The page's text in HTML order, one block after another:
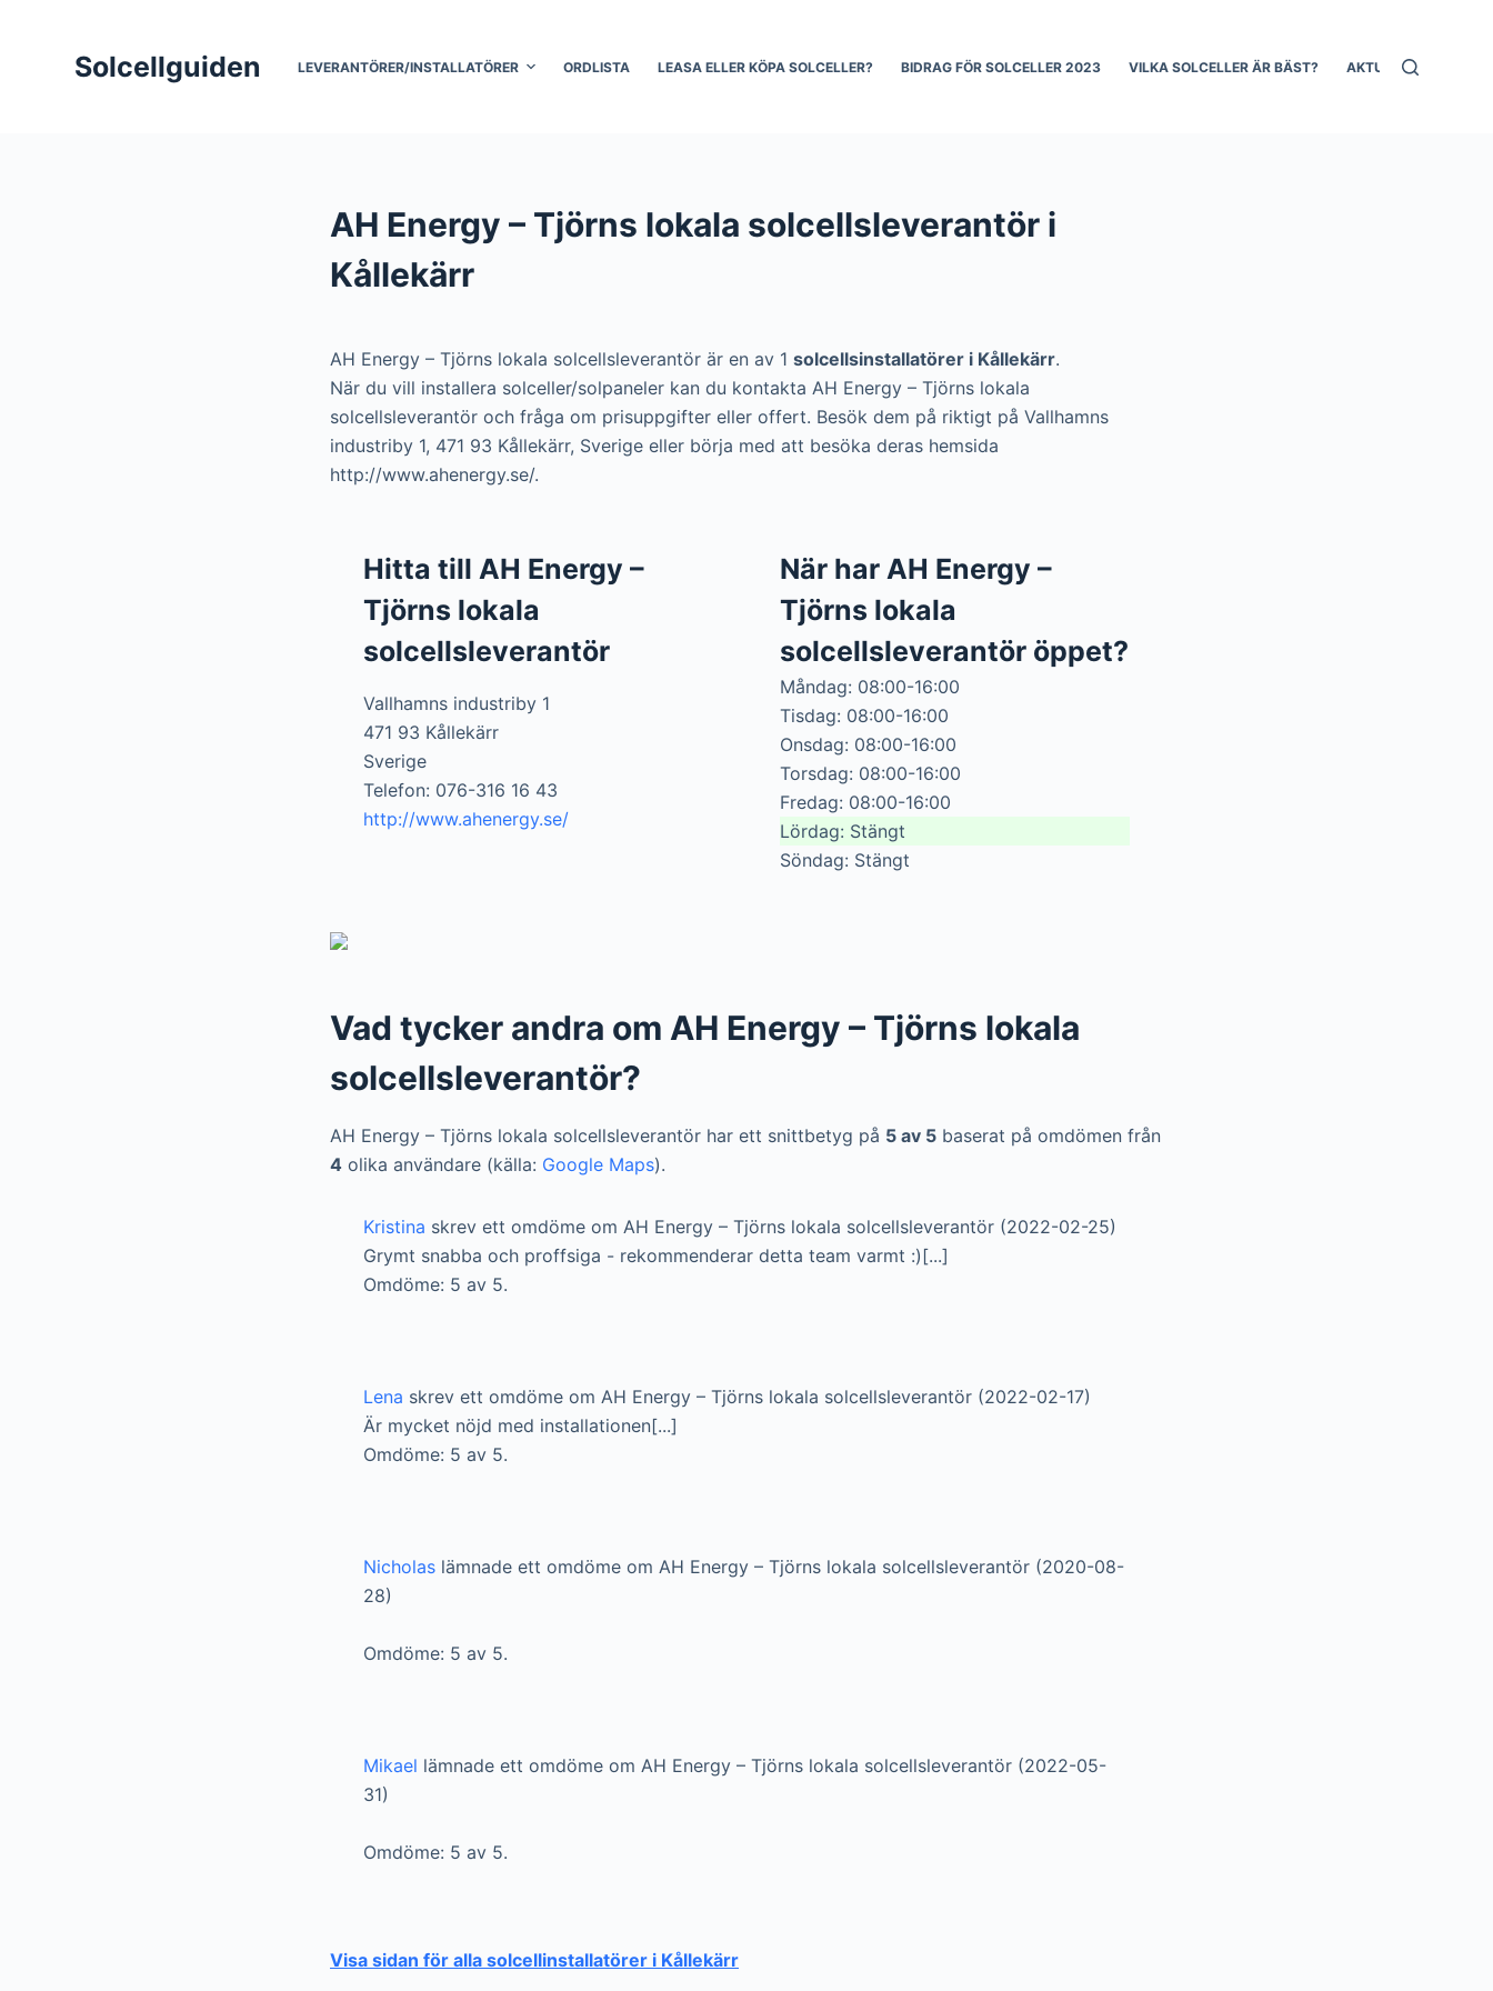
Solcellguiden LEVERANTÖRER/INSTALLATÖRER ORDLISTA LEASA ELLER KÖPA SOLCELLER? BIDRAG FÖR SOLCELLER 2023 VILKA SOLCELLER ÄR BÄST? AKTUELLT
AH Energy – Tjörns lokala solcellsleverantör i
Kållekärr
AH Energy – Tjörns lokala solcellsleverantör är en av 1 solcellsinstallatörer i Kållekärr.
När du vill installera solceller/solpaneler kan du kontakta AH Energy – Tjörns lokala
solcellsleverantör och fråga om prisuppgifter eller offert. Besök dem på riktigt på Vallhamns
industriby 1, 471 93 Kållekärr, Sverige eller börja med att besöka deras hemsida
http://www.ahenergy.se/.
Hitta till AH Energy –
Tjörns lokala
solcellsleverantör
Vallhamns industriby 1
471 93 Kållekärr
Sverige
Telefon: 076-316 16 43
http://www.ahenergy.se/
När har AH Energy –
Tjörns lokala
solcellsleverantör öppet?
Måndag: 08:00-16:00
Tisdag: 08:00-16:00
Onsdag: 08:00-16:00
Torsdag: 08:00-16:00
Fredag: 08:00-16:00
Lördag: Stängt
Söndag: Stängt
Vad tycker andra om AH Energy – Tjörns lokala
solcellsleverantör?
AH Energy – Tjörns lokala solcellsleverantör har ett snittbetyg på 5 av 5 baserat på omdömen från
4 olika användare (källa: Google Maps).
Kristina skrev ett omdöme om AH Energy – Tjörns lokala solcellsleverantör (2022-02-25)
Grymt snabba och proffsiga - rekommenderar detta team varmt :)[...]
Omdöme: 5 av 5.
Lena skrev ett omdöme om AH Energy – Tjörns lokala solcellsleverantör (2022-02-17)
Är mycket nöjd med installationen[...]
Omdöme: 5 av 5.
Nicholas lämnade ett omdöme om AH Energy – Tjörns lokala solcellsleverantör (2020-08-
28)
Omdöme: 5 av 5.
Mikael lämnade ett omdöme om AH Energy – Tjörns lokala solcellsleverantör (2022-05-
31)
Omdöme: 5 av 5.
Visa sidan för alla solcellinstallatörer i Kållekärr